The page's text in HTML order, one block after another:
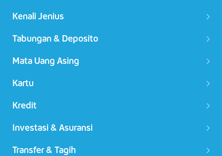
Kenali Jenius
Tabungan & Deposito
Mata Uang Asing
Kartu
Kredit
Investasi & Asuransi
Transfer & Tagih